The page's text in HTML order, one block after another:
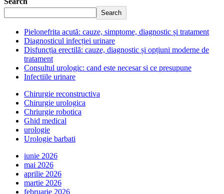
Search
Pielonefrita acută: cauze, simptome, diagnostic și tratament
Diagnosticul infecției urinare
Disfuncția erectilă: cauze, diagnostic și opțiuni moderne de
tratament
Consultul urologic: cand este necesar si ce presupune
Infectiile urinare
Chirurgie reconstructiva
Chirurgie urologica
Chriurgie robotica
Ghid medical
urologie
Urologie barbati
iunie 2026
mai 2026
aprilie 2026
martie 2026
februarie 2026